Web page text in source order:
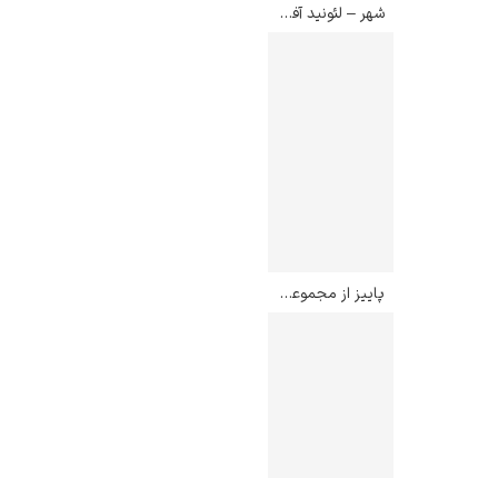
شهر – لئونید آفرمو
پاییز از مجموعه چهارفصل دریا – یوکویاما تایکان